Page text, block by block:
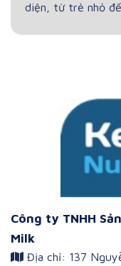
diện, từ trẻ nhỏ
Công ty TNHH
Milk
Địa chỉ: 137